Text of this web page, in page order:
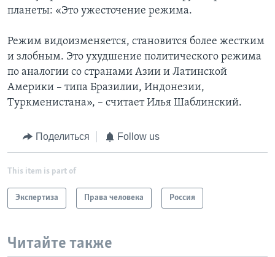
планеты: «Это ужесточение режима.
Режим видоизменяется, становится более жестким
и злобным. Это ухудшение политического режима
по аналогии со странами Азии и Латинской
Америки – типа Бразилии, Индонезии,
Туркменистана», – считает Илья Шаблинский.
Поделиться Follow us
This item is part of
Экспертиза Права человека Россия
Читайте также